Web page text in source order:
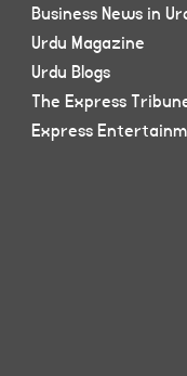
Business News in
Urdu Magazine
Urdu Blogs
The Express
Express